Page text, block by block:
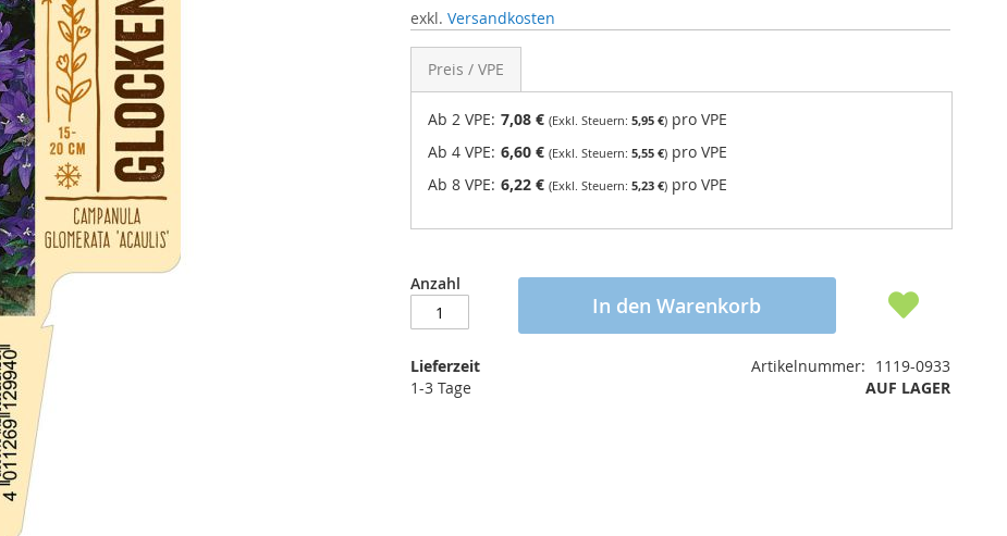
exkl. Versandkosten
Preis / VPE
Ab 2 VPE: 7,08 € 5,95 € pro VPE
Ab 4 VPE: 6,60 € 5,55 € pro VPE
Ab 8 VPE: 6,22 € 5,23 € pro VPE
Anzahl
In den Warenkorb
Lieferzeit
1-3 Tage
Artikelnummer
1119-0933
AUF LAGER